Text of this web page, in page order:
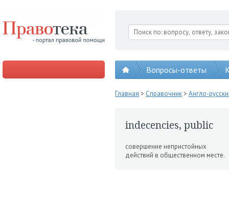
Вопросы-ответы
Главная > Справочник> Англо-
indecencies, public
совершение непри­стойных
действий в общественном месте.